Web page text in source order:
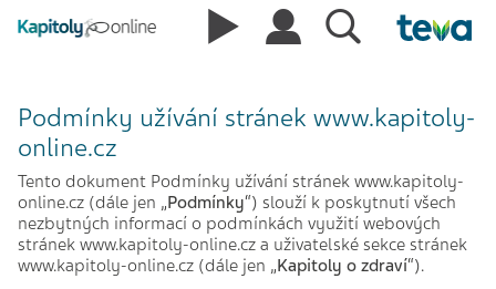
Podmínky užívání stránek www.kapitoly-
online.cz
Tento dokument Podmínky užívání stránek www.kapitoly-
online.cz (dále jen „Podmínky“) slouží k poskytnutí všech
nezbytných informací o podmínkách využití webových
stránek www.kapitoly-online.cz a uživatelské sekce stránek
www.kapitoly-online.cz (dále jen „Kapitoly o zdraví“).